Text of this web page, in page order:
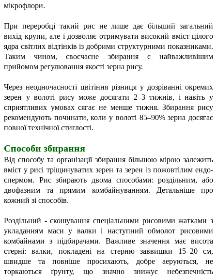
мікрофлори.
При переробці такий рис не лише дає більший загальний
вихід крупи, але і дозволяє отримувати високий вміст цілого
ядра світлих відтінків із добрими структурними показниками.
Таким чином, своєчасне збирання є найважливішим
прийомом регулювання якості зерна рису.
Через неодночасності цвітіння різниця у дозріванні окремих
зерен у волоті рису може досягати 2–3 тижнів, і навіть у
сприятливих умовах сягає не менше тижня. Збирання рису
рекомендують починати, коли у волоті 85–90% зерна досягає
повної технічної стиглості.
Способи збирання
Від способу та організації збирання більшою мірою залежить
вміст у рисі тріщинуватих зерен та зерен із пожовтілим ендо-
спермом. Рис збирають двома способами: роздільним, або
двофазним та прямим комбайнуванням. Детальніше про
кожний зі способів.
Роздільний - скошування спеціальними рисовими жатками з
укладанням маси у валки і наступний обмолот рисовими
комбайнами з підбирачами. Важливе значення має висота
стерні: валки, покладені на стерню заввишки 15–20 см,
швидше та повніше просихають, добре аеруються, не
торкаються ґрунту, що значно знижує небезпечність